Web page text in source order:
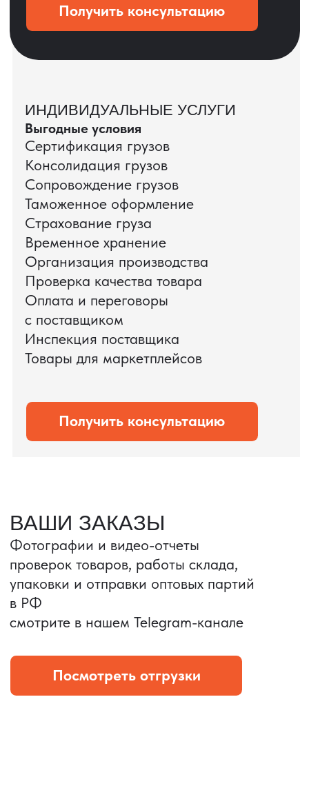
Оставить заявку
КЕЙС ПАО «РОСТЕЛЕКОМ»
ПАО «Ростелеком» доверяет нам полный
цикл международных поставок — от
поиска и проверки поставщиков до
доставки оборудования.
Мы обеспечили полный цикл работ:
проверку продукции, логистику,
таможенное оформление и контроль
сроков. В результате все товары были
доставлены точно в срок и без
дополнительных рисков.
PRO TORG — проверенный партнёр по
международной логистике для ведущих
федеральных компаний.
Портативные колонки
Колонка с шнуром
зарядным, без коробки
и ложемента (эвы).
Магнитная зарядка 3в1.
15w.
Комплект: устройство +
провод Type C.
КОНТРОЛЬ КАЧЕСТВА
Проверка по ТЗ включает: